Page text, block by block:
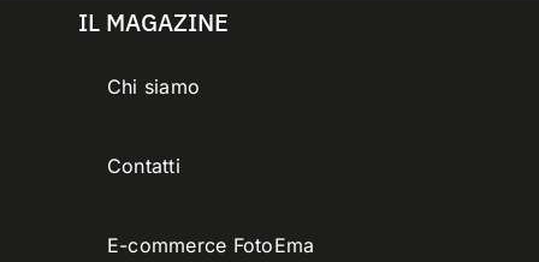
IL MAGAZINE
Chi siamo
Contatti
E-commerce FotoEma